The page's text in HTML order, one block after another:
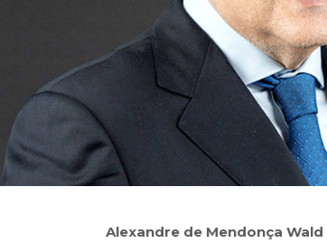
Alexandre de Mendonça Wald